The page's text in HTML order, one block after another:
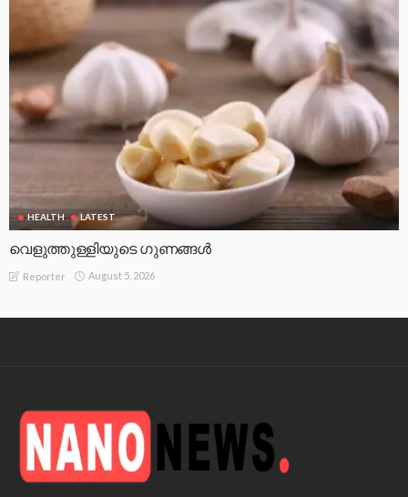
HEALTH LATEST
വെളുത്തുള്ളിയുടെ ഗുണങ്ങൾ
Reporter August 5, 2026